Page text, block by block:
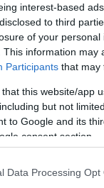
interest-based
to third
of your personal
This information may
Participants that may
that this website/app
but not
to Google and its
consent section.
Data Processing Opt